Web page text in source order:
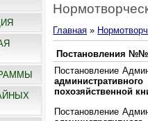
Главная »
Постановления №№
Постановление
похозяйственной
Постановление